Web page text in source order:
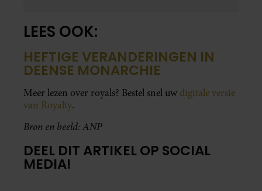
LEES OOK:
HEFTIGE VERANDERINGEN IN
DEENSE MONARCHIE
Meer lezen over royals? Bestel snel uw digitale versie
van Royalty.
Bron en beeld: ANP
DEEL DIT ARTIKEL OP SOCIAL
MEDIA!